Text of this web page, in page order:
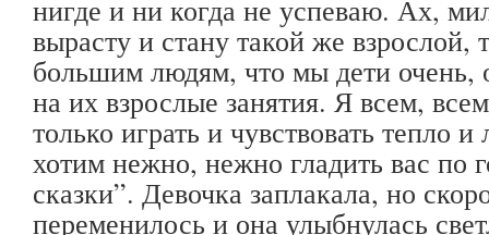
нигде и ни когда не успеваю. Ах,
вырасту и стану такой же взрослой,
большим людям, что мы дети очень,
на их взрослые занятия. Я всем,
только играть и чувствовать тепло
хотим нежно, нежно гладить вас по
сказки”. Девочка заплакала, но
переменилось и она улыбнулась